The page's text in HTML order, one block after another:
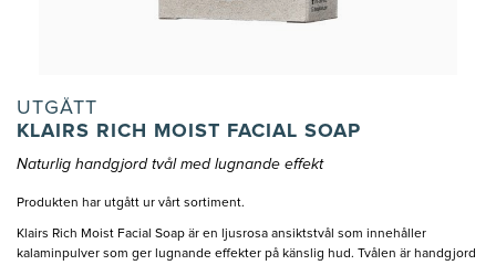
UTGÅTT
KLAIRS RICH MOIST FACIAL SOAP
Naturlig handgjord tvål med lugnande effekt
Produkten har utgått ur vårt sortiment.
Klairs Rich Moist Facial Soap är en ljusrosa ansiktstvål som innehåller
kalaminpulver som ger lugnande effekter på känslig hud. Tvålen är handgjord